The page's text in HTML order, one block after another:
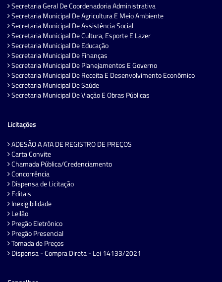
Secretaria Geral De Coordenadoria Administrativa
Secretaria Municipal De Agricultura E Meio Ambiente
Secretaria Municipal De Assistência Social
Secretaria Municipal De Cultura, Esporte E Lazer
Secretaria Municipal De Educação
Secretaria Municipal De Finanças
Secretaria Municipal De Planejamentos E Governo
Secretaria Municipal De Receita E Desenvolvimento Econômico
Secretaria Municipal De Saúde
Secretaria Municipal De Viação E Obras Públicas
Licitações
ADESÃO A ATA DE REGISTRO DE PREÇOS
Carta Convite
Chamada Pública/Credenciamento
Concorrência
Dispensa de Licitação
Editais
Inexigibilidade
Leilão
Pregão Eletrônico
Pregão Presencial
Tomada de Preços
Dispensa - Compra Direta - Lei 14133/2021